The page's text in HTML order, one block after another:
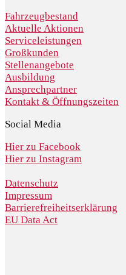
Fahrzeugbestand
Aktuelle Aktionen
Serviceleistungen
Großkunden
Stellenangebote
Ausbildung
Ansprechpartner
Kontakt & Öffnungszeiten
Social Media
Hier zu Facebook
Hier zu Instagram
Datenschutz
Impressum
Barrierefreiheitserklärung
EU Data Act